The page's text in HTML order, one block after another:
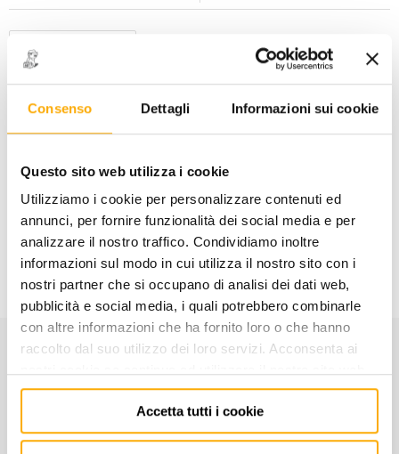
Consenso Dettagli Informazioni sui cookie
Questo sito web utilizza i cookie
Utilizziamo i cookie per personalizzare contenuti ed
annunci, per fornire funzionalità dei social media e per
analizzare il nostro traffico. Condividiamo inoltre
informazioni sul modo in cui utilizza il nostro sito con i
nostri partner che si occupano di analisi dei dati web,
pubblicità e social media, i quali potrebbero combinarle
con altre informazioni che ha fornito loro o che hanno
raccolto dal suo utilizzo dei loro servizi. Acconsenta ai
Accetta tutti i cookie
Disponibile - 1 PZ
Aggiungi alla lista dei
Informazioni utili